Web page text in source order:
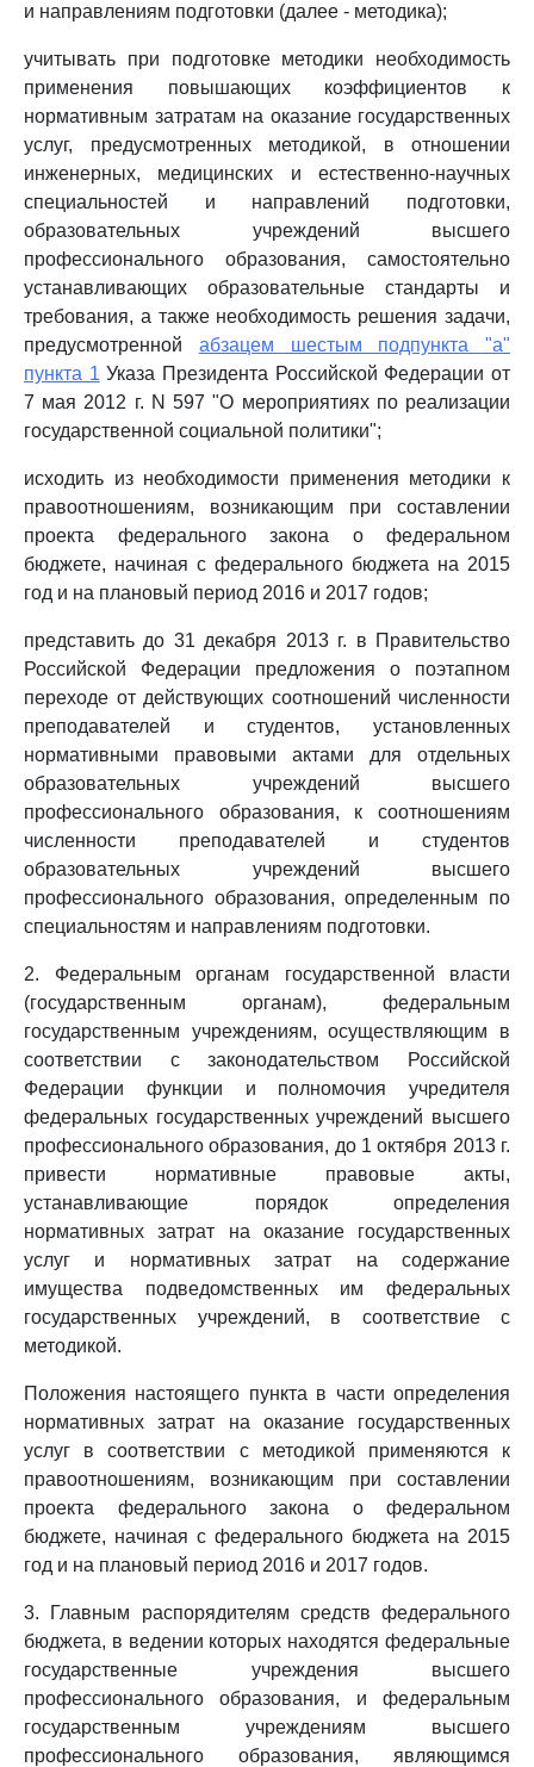
и направлениям подготовки (далее - методика);
учитывать при подготовке методики необходимость
применения повышающих коэффициентов к
нормативным затратам на оказание государственных
услуг, предусмотренных методикой, в отношении
инженерных, медицинских и естественно-научных
специальностей и направлений подготовки,
образовательных учреждений высшего
профессионального образования, самостоятельно
устанавливающих образовательные стандарты и
требования, а также необходимость решения задачи,
предусмотренной абзацем шестым подпункта "а"
пункта 1 Указа Президента Российской Федерации от
7 мая 2012 г. N 597 "О мероприятиях по реализации
государственной социальной политики";
исходить из необходимости применения методики к
правоотношениям, возникающим при составлении
проекта федерального закона о федеральном
бюджете, начиная с федерального бюджета на 2015
год и на плановый период 2016 и 2017 годов;
представить до 31 декабря 2013 г. в Правительство
Российской Федерации предложения о поэтапном
переходе от действующих соотношений численности
преподавателей и студентов, установленных
нормативными правовыми актами для отдельных
образовательных учреждений высшего
профессионального образования, к соотношениям
численности преподавателей и студентов
образовательных учреждений высшего
профессионального образования, определенным по
специальностям и направлениям подготовки.
2. Федеральным органам государственной власти
(государственным органам), федеральным
государственным учреждениям, осуществляющим в
соответствии с законодательством Российской
Федерации функции и полномочия учредителя
федеральных государственных учреждений высшего
профессионального образования, до 1 октября 2013 г.
привести нормативные правовые акты,
устанавливающие порядок определения
нормативных затрат на оказание государственных
услуг и нормативных затрат на содержание
имущества подведомственных им федеральных
государственных учреждений, в соответствие с
методикой.
Положения настоящего пункта в части определения
нормативных затрат на оказание государственных
услуг в соответствии с методикой применяются к
правоотношениям, возникающим при составлении
проекта федерального закона о федеральном
бюджете, начиная с федерального бюджета на 2015
год и на плановый период 2016 и 2017 годов.
3. Главным распорядителям средств федерального
бюджета, в ведении которых находятся федеральные
государственные учреждения высшего
профессионального образования, и федеральным
государственным учреждениям высшего
профессионального образования, являющимся